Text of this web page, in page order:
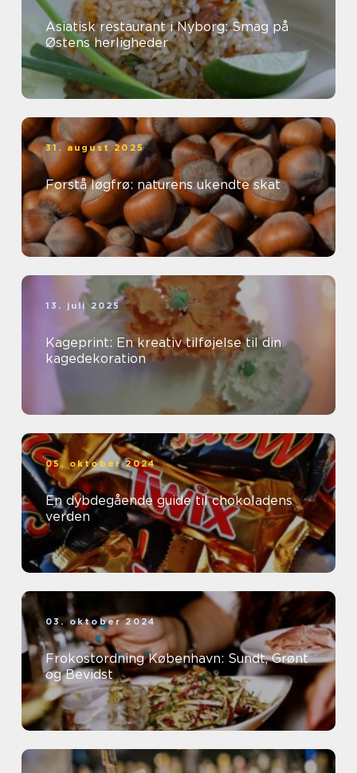
Asiatisk restaurant i Nyborg: Smag på
Østens herligheder
31. august 2025
Forstå løgfrø: naturens ukendte skat
13. juli 2025
Kageprint: En kreativ tilføjelse til din
kagedekoration
05. oktober 2024
En dybdegående guide til chokoladens
verden
03. oktober 2024
Frokostordning København: Sundt, Grønt
og Bevidst